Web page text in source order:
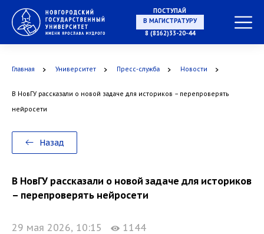
ПОСТУПАЙ
НА СПЕЦИАЛИТЕТ
В МАГИСТРАТУРУ
8 (8162)33-20-44
Главная Университет Пресс-служба Новости
В НовГУ рассказали о новой задаче для историков – перепроверять
нейросети
Назад
В НовГУ рассказали о новой задаче для историков
– перепроверять нейросети
29 мая 2026, 10:15 1144